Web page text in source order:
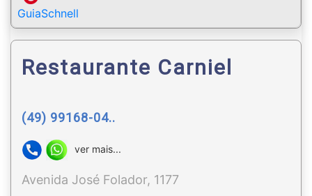
GuiaSchnell
Restaurante Carniel
(49) 99168-04..
ver mais...
Avenida José Folador, 1177